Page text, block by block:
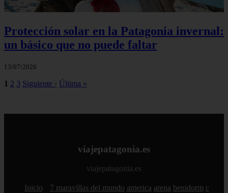
Protección solar en la Patagonia invernal:
un básico que no puede faltar
13/07/2026
1 2 3 Siguiente › Última »
viajepatagonia.es
viajepatagonia.es
Inicio 7 maravillas del mundo america arena benidorm c